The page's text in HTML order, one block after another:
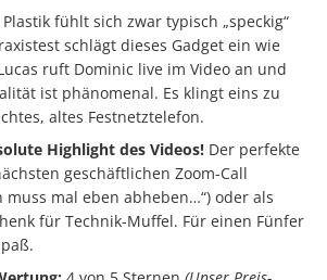
Plastik fühlt sich zwar typisch „speckig“
schlägt dieses Gadget ein wie
ruft Dominic live im Video an und
ist phänomenal. Es klingt eins zu
altes Festnetztelefon.
Highlight des Videos! Der perfekte
geschäftlichen Zoom-Call
muss mal eben abheben…“) oder als
für Technik-Muffel. Für einen Fünfer